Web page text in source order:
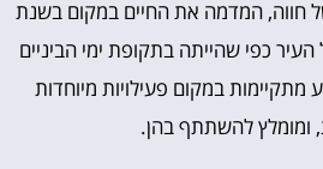
חווה, המדמה את החיים במקום בשנת
כפי שהייתה בתקופת ימי הביניים
מתקיימות במקום פעילויות מיוחדות
ומומלץ להשתתף בהן.